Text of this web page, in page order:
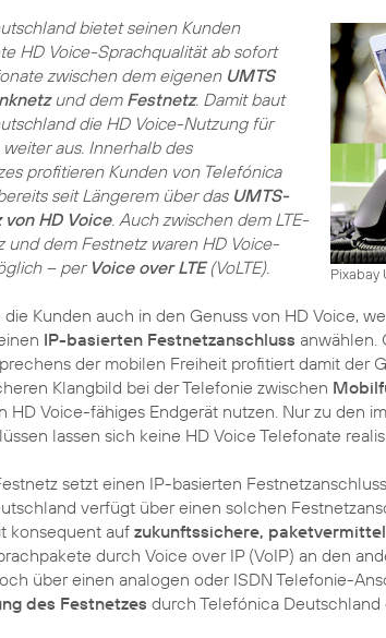
Pixabay
bietet seinen Kunden
HD Voice-Sprachqualität ab sofort
zwischen dem eigenen UMTS
und dem Festnetz. Damit baut
die HD Voice-Nutzung für
aus. Innerhalb des
profitieren Kunden von Telefónica
seit Längerem über das UMTS-
von HD Voice. Auch zwischen dem LTE-
und dem Festnetz waren HD Voice-
– per Voice over LTE(VoLTE).
Kunden auch in den Genuss von HD Voice,
IP-basierten Festnetzanschluss anwählen.
der mobilen Freiheit profitiert damit der
Klangbild bei der Telefonie zwischen
HD Voice-fähiges Endgerät nutzen. Nur zu den
lassen sich keine HD Voice Telefonate
setzt einen IP-basierten
verfügt über einen solchen
konsequent aufzukunftssichere,
durch Voice over IP (VoIP) an den
über einen analogen oder ISDN Telefonie-
des Festnetzes durch Telefónica